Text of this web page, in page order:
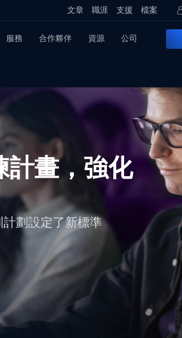
文章 職涯 支援 檔案
服務 合作夥伴 資源 公司
計畫，強化
計劃設定了新標準